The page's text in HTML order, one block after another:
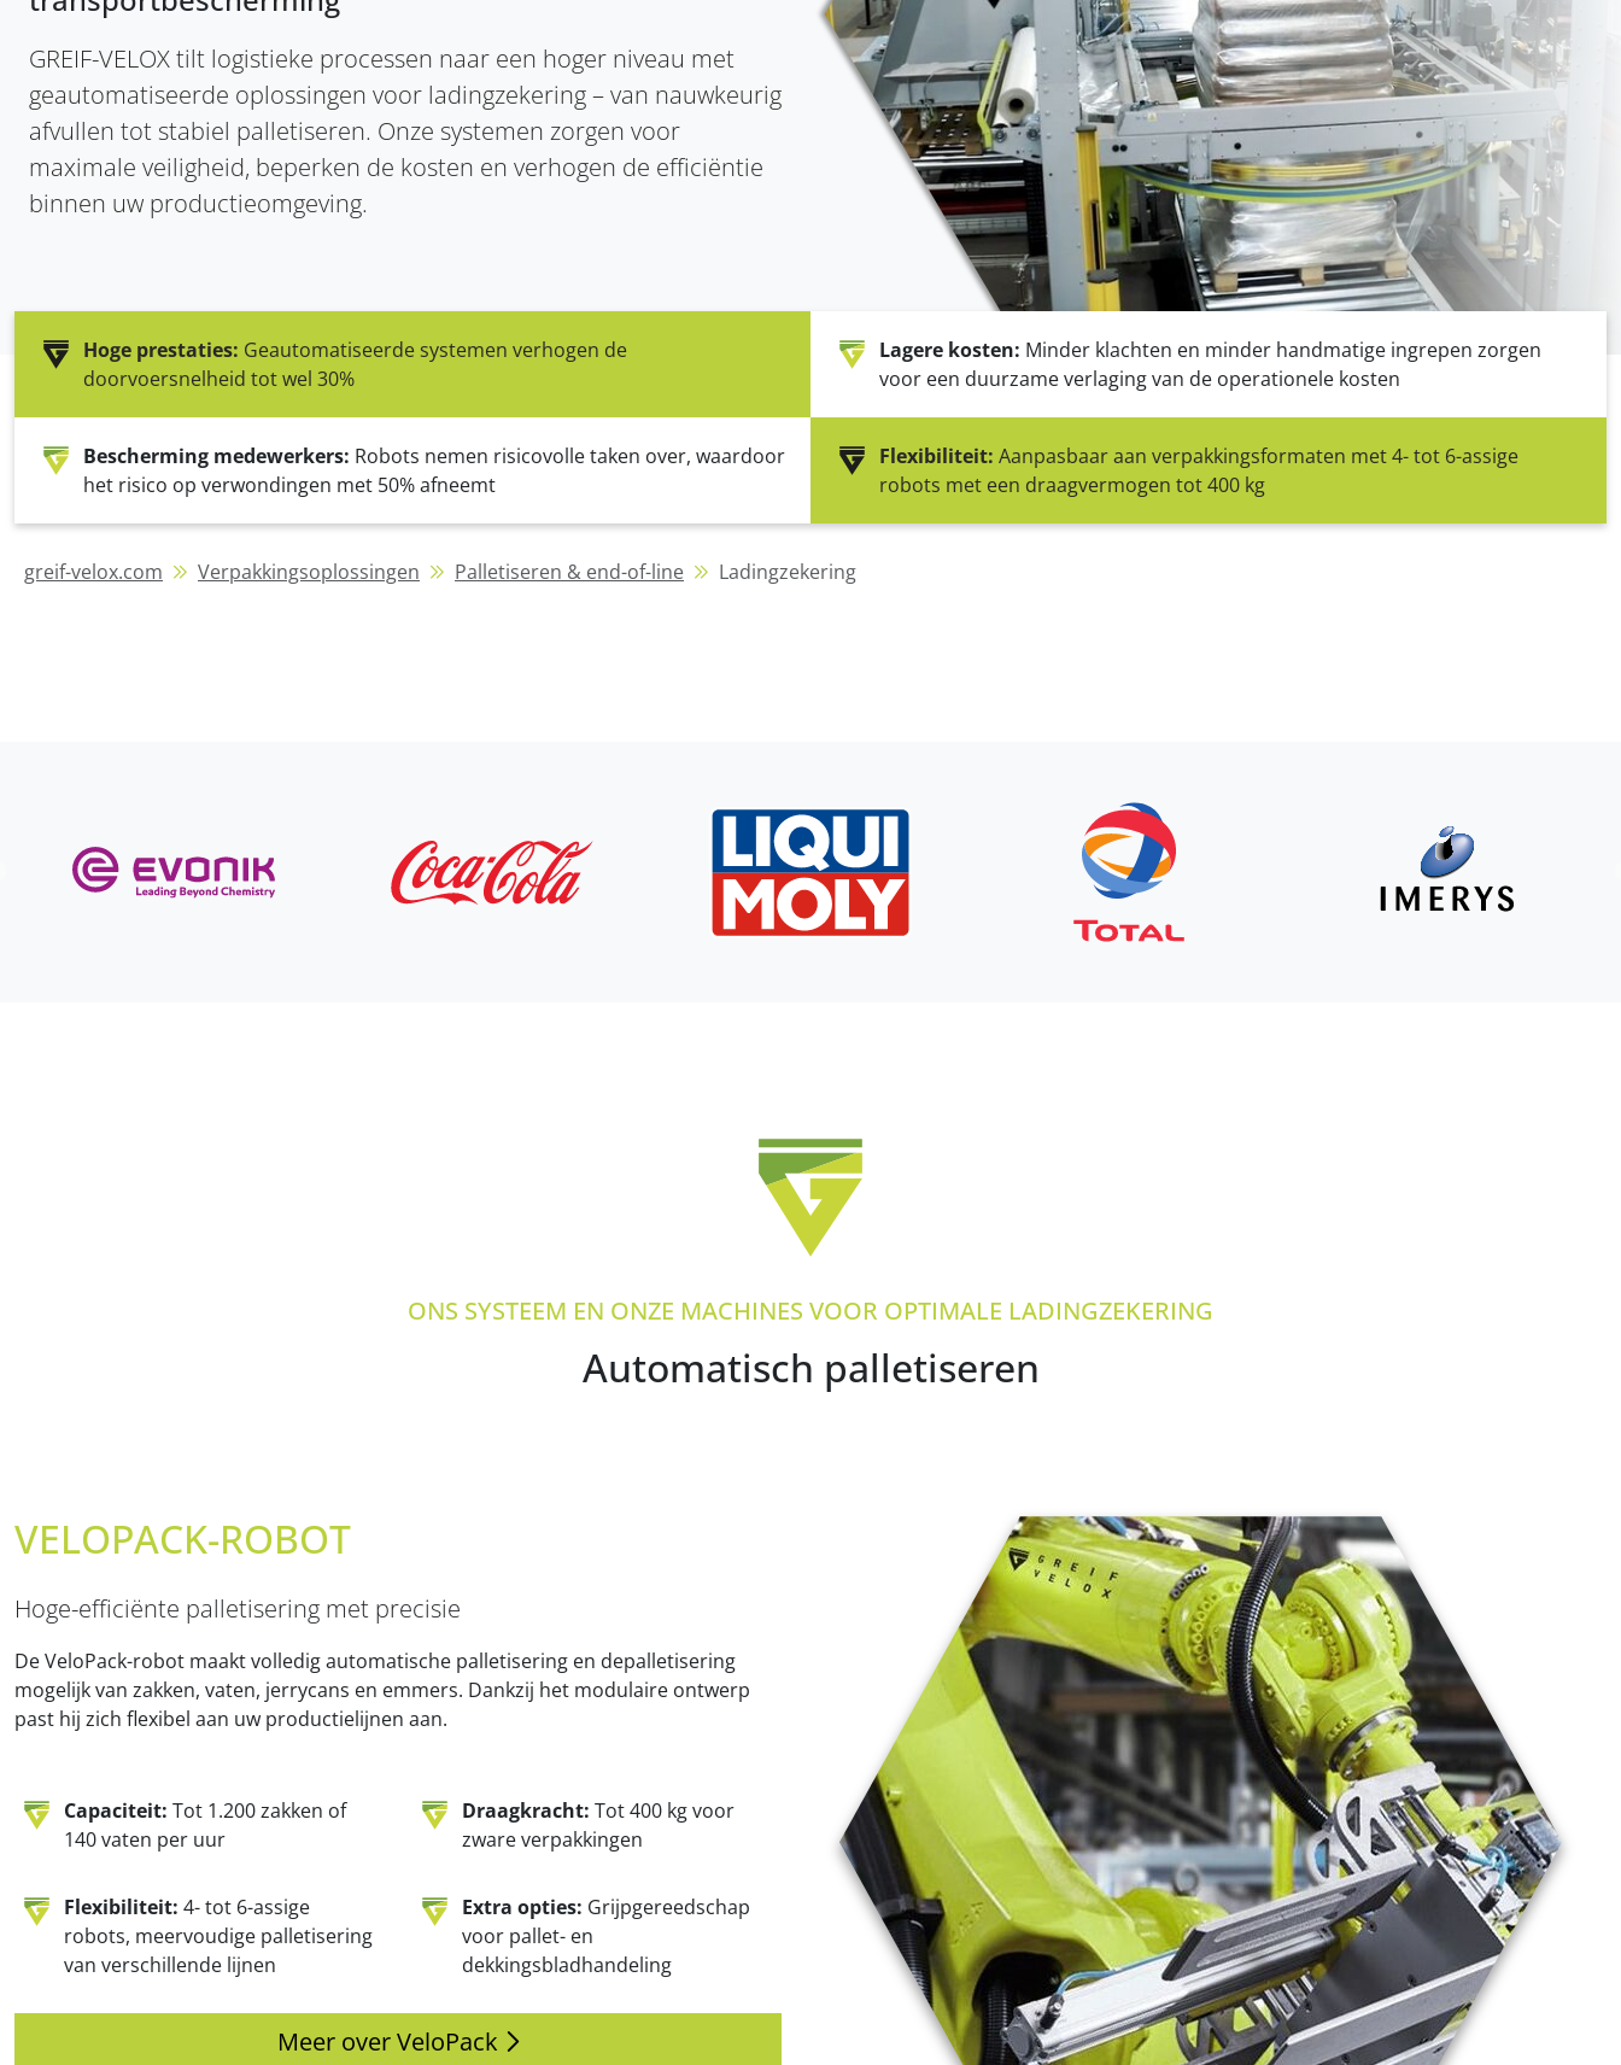
Stabiel voor transport
Full-line installaties
Complete installaties, sleutelklaar
beschikbaar
Efficiënt & duurzaam
GREIF-VELOX tilt logistieke processen naar een hoger niveau met
geautomatiseerde oplossingen voor ladingzekering – van nauwkeurig
afvullen tot stabiel palletiseren. Onze systemen zorgen voor
maximale veiligheid, beperken de kosten en verhogen de efficiëntie
binnen uw productieomgeving.
Lagere kosten: Minder klachten en minder handmatige ingrepen zorgen
voor een duurzame verlaging van de operationele kosten
Hoge prestaties: Geautomatiseerde systemen verhogen de
doorvoersnelheid tot wel 30%
Bescherming medewerkers: Robots nemen risicovolle taken over, waardoor
het risico op verwondingen met 50% afneemt
Flexibiliteit: Aanpasbaar aan verpakkingsformaten met 4- tot 6-assige
robots met een draagvermogen tot 400 kg
greif-velox.com Verpakkingsoplossingen Palletiseren & end-of-line Ladingzekering
ONS SYSTEEM EN ONZE MACHINES VOOR OPTIMALE LADINGZEKERING
Automatisch palletiseren
VELOPACK-ROBOT
Hoge-efficiënte palletisering met precisie
De VeloPack-robot maakt volledig automatische palletisering en depalletisering
mogelijk van zakken, vaten, jerrycans en emmers. Dankzij het modulaire ontwerp
past hij zich flexibel aan uw productielijnen aan.
Capaciteit: Tot 1.200 zakken of
140 vaten per uur
Draagkracht: Tot 400 kg voor
zware verpakkingen
Flexibiliteit: 4- tot 6-assige
robots, meervoudige palletisering
van verschillende lijnen
Extra opties: Grijpgereedschap
voor pallet- en
dekkingsbladhandeling
Meer over VeloPack